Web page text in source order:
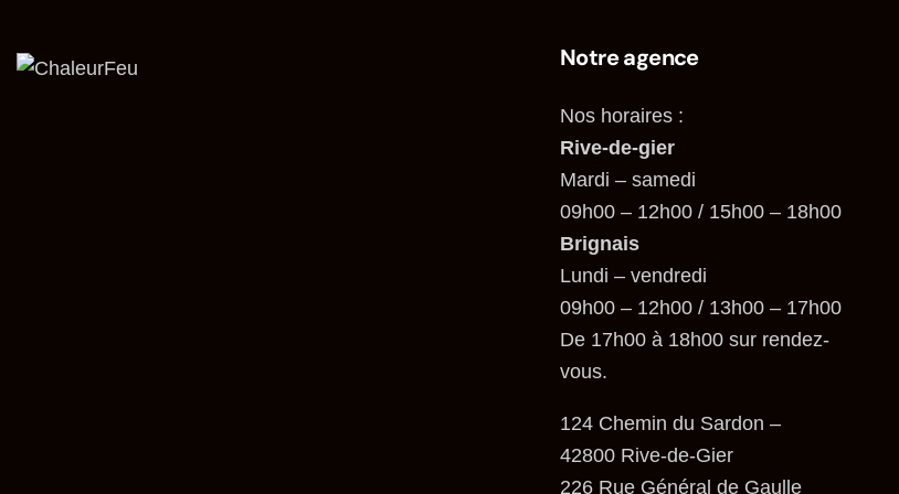
Notre agence
Nos horaires :
Rive-de-gier
Mardi – samedi
09h00 – 12h00 / 15h00 – 18h00
Brignais
Lundi – vendredi
09h00 – 12h00 / 13h00 – 17h00
De 17h00 à 18h00 sur rendez-
vous.
124 Chemin du Sardon –
42800 Rive-de-Gier
226 Rue Général de Gaulle